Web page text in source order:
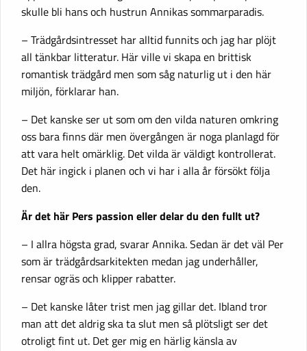
skulle bli hans och hustrun Annikas sommarparadis.
– Trädgårdsintresset har alltid funnits och jag har plöjt
all tänkbar litteratur. Här ville vi skapa en brittisk
romantisk trädgård men som såg naturlig ut i den här
miljön, förklarar han.
– Det kanske ser ut som om den vilda naturen omkring
oss bara finns där men övergången är noga planlagd för
att vara helt omärklig. Det vilda är väldigt kontrollerat.
Det här ingick i planen och vi har i alla år försökt följa
den.
Är det här Pers passion eller delar du den fullt ut?
– I allra högsta grad, svarar Annika. Sedan är det väl Per
som är trädgårdsarkitekten medan jag underhåller,
rensar ogräs och klipper rabatter.
– Det kanske låter trist men jag gillar det. Ibland tror
man att det aldrig ska ta slut men så plötsligt ser det
otroligt fint ut. Det ger mig en härlig känsla av